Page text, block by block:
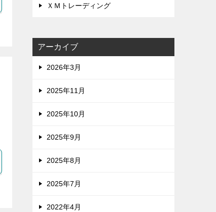
ＸＭトレーディング
アーカイブ
2026年3月
2025年11月
2025年10月
2025年9月
2025年8月
2025年7月
2022年4月